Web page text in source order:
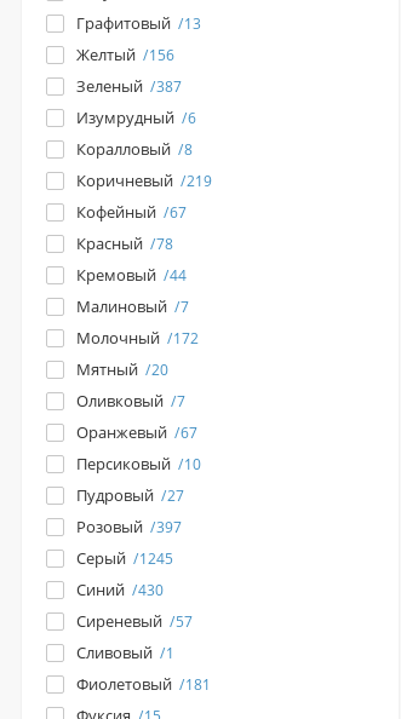
Графитовый 13
Желтый 156
Зеленый 387
Изумрудный 6
Коралловый 8
Коричневый 219
Кофейный 67
Красный 78
Кремовый 44
Малиновый 7
Молочный 172
Мятный 20
Оливковый 7
Оранжевый 67
Персиковый 10
Пудровый 27
Розовый 397
Серый 1245
Синий 430
Сиреневый 57
Сливовый 1
Фиолетовый 181